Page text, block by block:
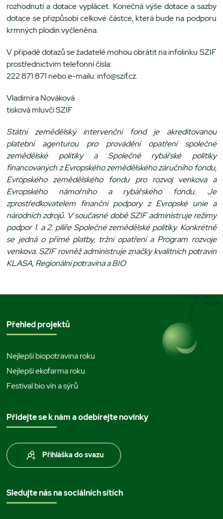
rozhodnutí a dotace vyplácet. Konečná výše dotace a sazby
dotace se přizpůsobí celkové částce, která bude na podporu
krmných plodin vyčleněna.
V případě dotazů se žadatelé mohou obrátit na infolinku SZIF
prostřednictvím telefonní čísla:
222 871 871 nebo e-mailu: info@szif.cz.
Vladimíra Nováková
tisková mluvčí SZIF
Státní zemědělský intervenční fond je akreditovanou
platební agenturou pro provádění opatření společné
zemědělské politiky a Společné rybářské politiky
financovaných z Evropského zemědělského záručního fondu,
Evropského zemědělského fondu pro rozvoj venkova a
Evropského námořního a rybářského fondu. Je
zprostředkovatelem finanční podpory z Evropské unie a
národních zdrojů. V současné době SZIF administruje režimy
podpor 1. a 2. pilíře Společné zemědělské politiky. Konkrétně
se jedná o přímé platby, tržní opatření a Program rozvoje
venkova. SZIF rovněž administruje značky kvalitních potravin
KLASA, Regionální potravina a BIO
Přehled projektů
Nejlepší biopotravina roku
Nejlepší ekofarma roku
Festival bio vín a sýrů
Přidejte se k nám a odebírejte novinky
Přihláška do svazu
Sledujte nás na sociálních sítích